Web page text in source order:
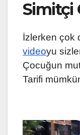
Simitçi
İzlerken çok
videoyu
Çocuğun
Tarifi
Video